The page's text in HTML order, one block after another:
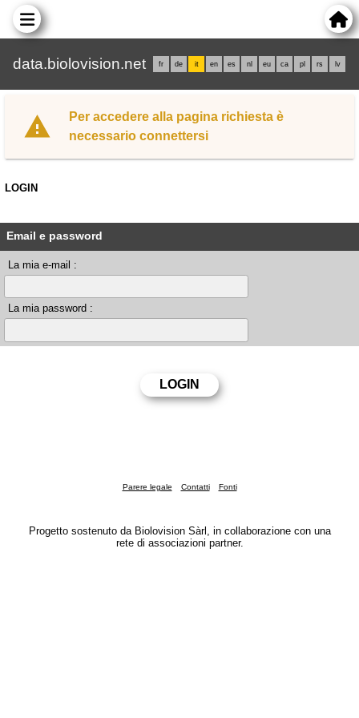
data.biolovision.net fr de it en es nl eu ca pl rs lv
Per accedere alla pagina richiesta è
necessario connettersi
LOGIN
Email e password
La mia e-mail :
La mia password :
Parere legale Contatti Fonti
Progetto sostenuto da Biolovision Sàrl, in collaborazione con una
rete di associazioni partner.